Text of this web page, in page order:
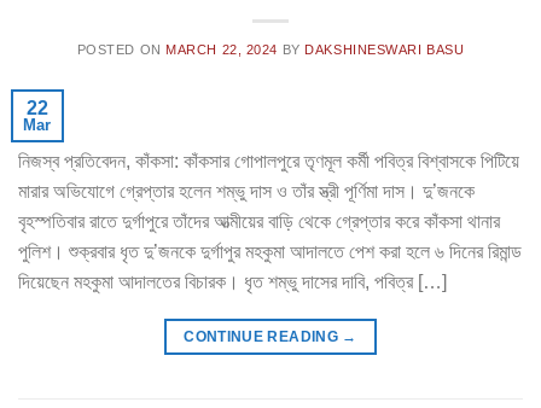
POSTED ON MARCH 22, 2024 BY DAKSHINESWARI BASU
22
Mar
নিজস্ব প্রতিবেদন, কাঁকসা: কাঁকসার গোপালপুরে তৃণমূল কর্মী পবিত্র বিশ্বাসকে পিটিয়ে
মারার অভিযোগে গ্রেপ্তার হলেন শম্ভু দাস ও তাঁর স্ত্রী পূর্ণিমা দাস। দু’জনকে
বৃহস্পতিবার রাতে দুর্গাপুরে তাঁদের আত্মীয়ের বাড়ি থেকে গ্রেপ্তার করে কাঁকসা থানার
পুলিশ। শুক্রবার ধৃত দু’জনকে দুর্গাপুর মহকুমা আদালতে পেশ করা হলে ৬ দিনের রিমান্ড
দিয়েছেন মহকুমা আদালতের বিচারক। ধৃত শম্ভু দাসের দাবি, পবিত্র […]
CONTINUE READING →